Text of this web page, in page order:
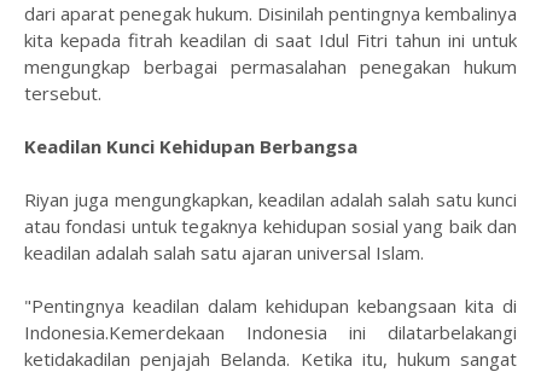
dari aparat penegak hukum. Disinilah pentingnya kembalinya
kita kepada fitrah keadilan di saat Idul Fitri tahun ini untuk
mengungkap berbagai permasalahan penegakan hukum
tersebut.
Keadilan Kunci Kehidupan Berbangsa
Riyan juga mengungkapkan, keadilan adalah salah satu kunci
atau fondasi untuk tegaknya kehidupan sosial yang baik dan
keadilan adalah salah satu ajaran universal Islam.
"Pentingnya keadilan dalam kehidupan kebangsaan kita di
Indonesia.Kemerdekaan Indonesia ini dilatarbelakangi
ketidakadilan penjajah Belanda. Ketika itu, hukum sangat